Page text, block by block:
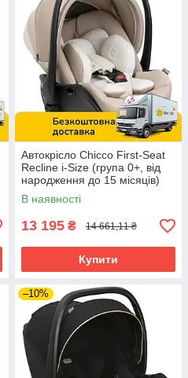
Автокрісло Chicco First-Seat
Recline i-Size (група 0+, від
народження до 15 місяців)
Бежеве
В наявності
13 195 ₴ 14 661,11 ₴
Купити
–10%